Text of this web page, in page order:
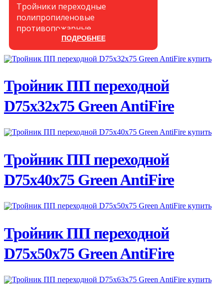
Тройники переходные
полипропиленовые
противопожарные
ПОДРОБНЕЕ
Тройник ПП переходной
D75х32х75 Green AntiFire
Тройник ПП переходной
D75х40х75 Green AntiFire
Тройник ПП переходной
D75х50х75 Green AntiFire